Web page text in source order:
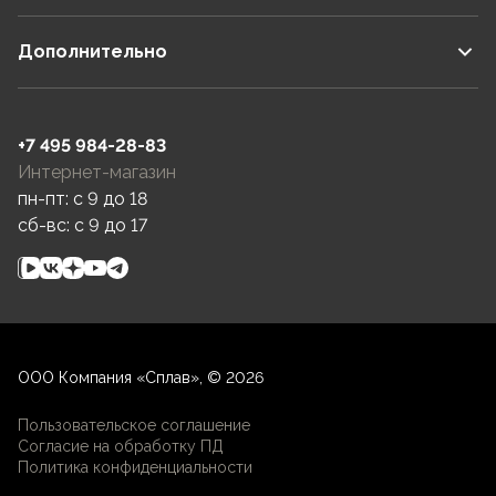
Дополнительно
+7 495 984-28-83
Интернет-магазин
пн-пт: c 9 до 18
сб-вс: c 9 до 17
ООО Компания «Сплав», © 2026
Пользовательское соглашение
Согласие на обработку ПД
Политика конфиденциальности